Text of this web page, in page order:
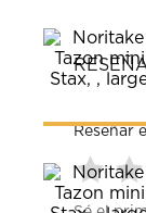
Reseñar